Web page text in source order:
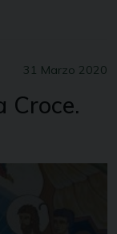
31 Marzo 2020
Croce.